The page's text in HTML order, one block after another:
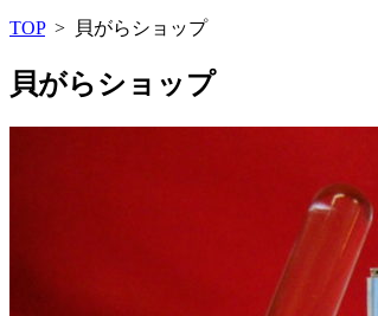
TOP> 貝がらショップ
貝がらショップ